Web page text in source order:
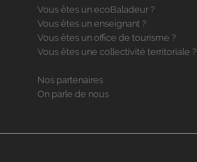
Vous êtes un ecoBaladeur ?
Vous êtes un enseignant ?
Vous êtes un office de tourisme ?
Vous êtes une collectivité territoriale ?
Nos partenaires
On parle de nous